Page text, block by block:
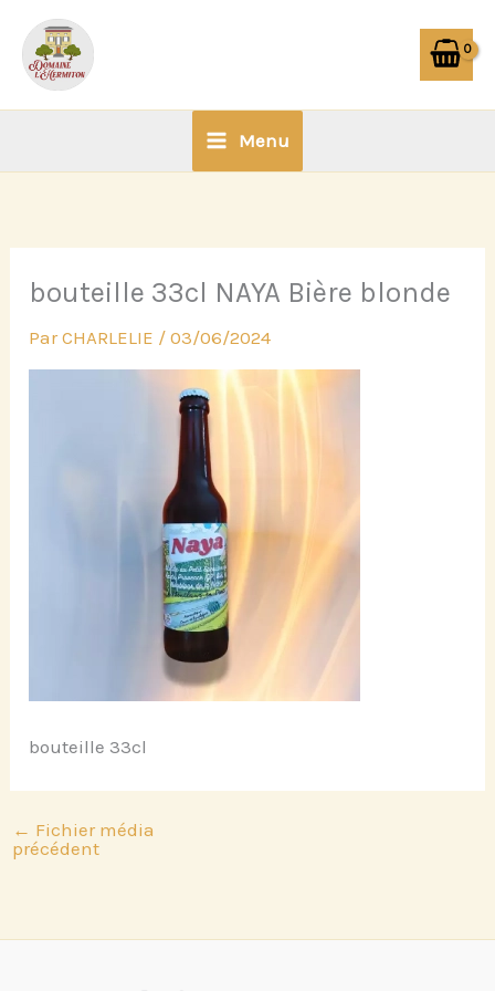
contenu
Menu
bouteille 33cl NAYA Bière blonde
ParCHARLELIE /03/06/2024
bouteille 33cl
← Fichier média
précédent